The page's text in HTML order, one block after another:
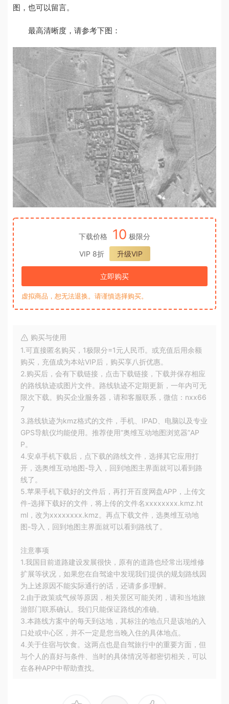
图，也可以留言。
最高清晰度，请参考下图：
下载价格 10 极限分
VIP 8折
升级VIP
立即购买
虚拟商品，恕无法退换。请谨慎选择购买。
购买与使用
1.可直接匿名购买，1极限分=1元人民币。或充值后用余额
购买，充值成为本站VIP后，购买享八折优惠。
2.购买后，会有下载链接，点击下载链接，下载并保存相应
的路线轨迹或图片文件。路线轨迹不定期更新，一年内可无
限次下载。购买企业服务器，请和客服联系，微信：nxx66
7
3.路线轨迹为kmz格式的文件，手机、IPAD、电脑以及专业
GPS导航仪均能使用。推荐使用“奥维互动地图浏览器”AP
P。
4.安卓手机下载后，点下载的路线文件，选择其它应用打
开，选奥维互动地图-导入，回到地图主界面就可以看到路
线了。
5.苹果手机下载好的文件后，再打开百度网盘APP，上传文
件-选择下载好的文件，将上传的文件名xxxxxxxx.kmz.ht
ml，改为xxxxxxxx.kmz。再点下载文件，选奥维互动地
图-导入，回到地图主界面就可以看到路线了。
注意事项
1.我国目前道路建设发展很快，原有的道路也经常出现维修
扩展等状况，如果您在自驾途中发现我们提供的规划路线因
为上述原因不能实际通行的话，还请多多理解。
2.由于政策或气候等原因，相关景区可能关闭，请和当地旅
游部门联系确认。我们只能保证路线的准确。
3.本路线方案中的每天到达地，其标注的地点只是该地的入
口处或中心区，并不一定是您当晚入住的具体地点。
4.关于住宿与饮食。这两点也是自驾旅行中的重要方面，但
与个人的喜好与条件、当时的具体情况等都密切相关，可以
在各种APP中帮助查找。